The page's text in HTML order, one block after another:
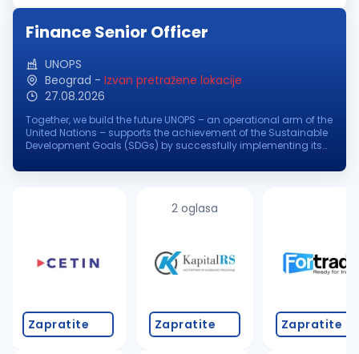
and mitigating...
Finance Senior Officer
UNOPS
Beograd - Izvan pretražene lokacije
27.08.2026
Together, we build the future UNOPS – an operational arm of the
United Nations – supports the achievement of the Sustainable
Development Goals (SDGs) by successfully implementing its
projects aro...
Zapratite
2 oglasa
Zapratite Zapratite